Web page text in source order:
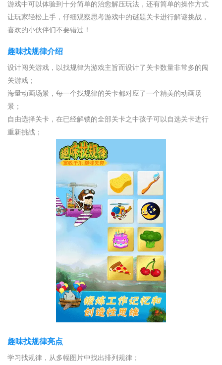
游戏中可以体验到十分简单的治愈解压玩法，还有简单的操作方式
让玩家轻松上手，仔细观察思考游戏中的谜题关卡进行解谜挑战，
喜欢的小伙伴们不要错过！
趣味找规律介绍
设计闯关游戏，以找规律为游戏主旨而设计了关卡数量非常多的闯
关游戏；
海量动画场景，每一个找规律的关卡都对应了一个精美的动画场
景；
自由选择关卡，在已经解锁的全部关卡之中孩子可以自选关卡进行
重新挑战；
趣味找规律亮点
学习找规律，从多幅图片中找出排列规律；